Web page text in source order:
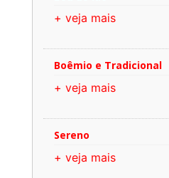
+ veja mais
Boêmio e Tradicional
+ veja mais
Sereno
+ veja mais